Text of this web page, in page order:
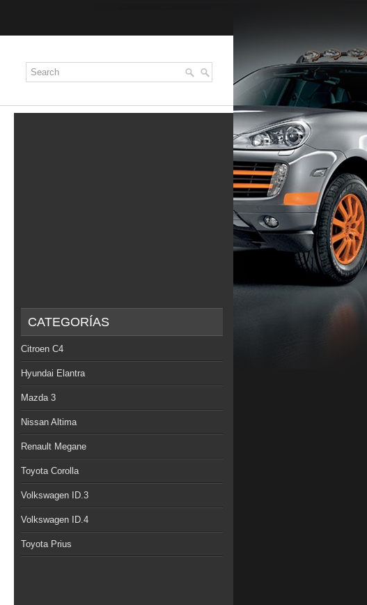
CATEGORÍAS
Citroen C4
Hyundai Elantra
Mazda 3
Nissan Altima
Renault Megane
Toyota Corolla
Volkswagen ID.3
Volkswagen ID.4
Toyota Prius